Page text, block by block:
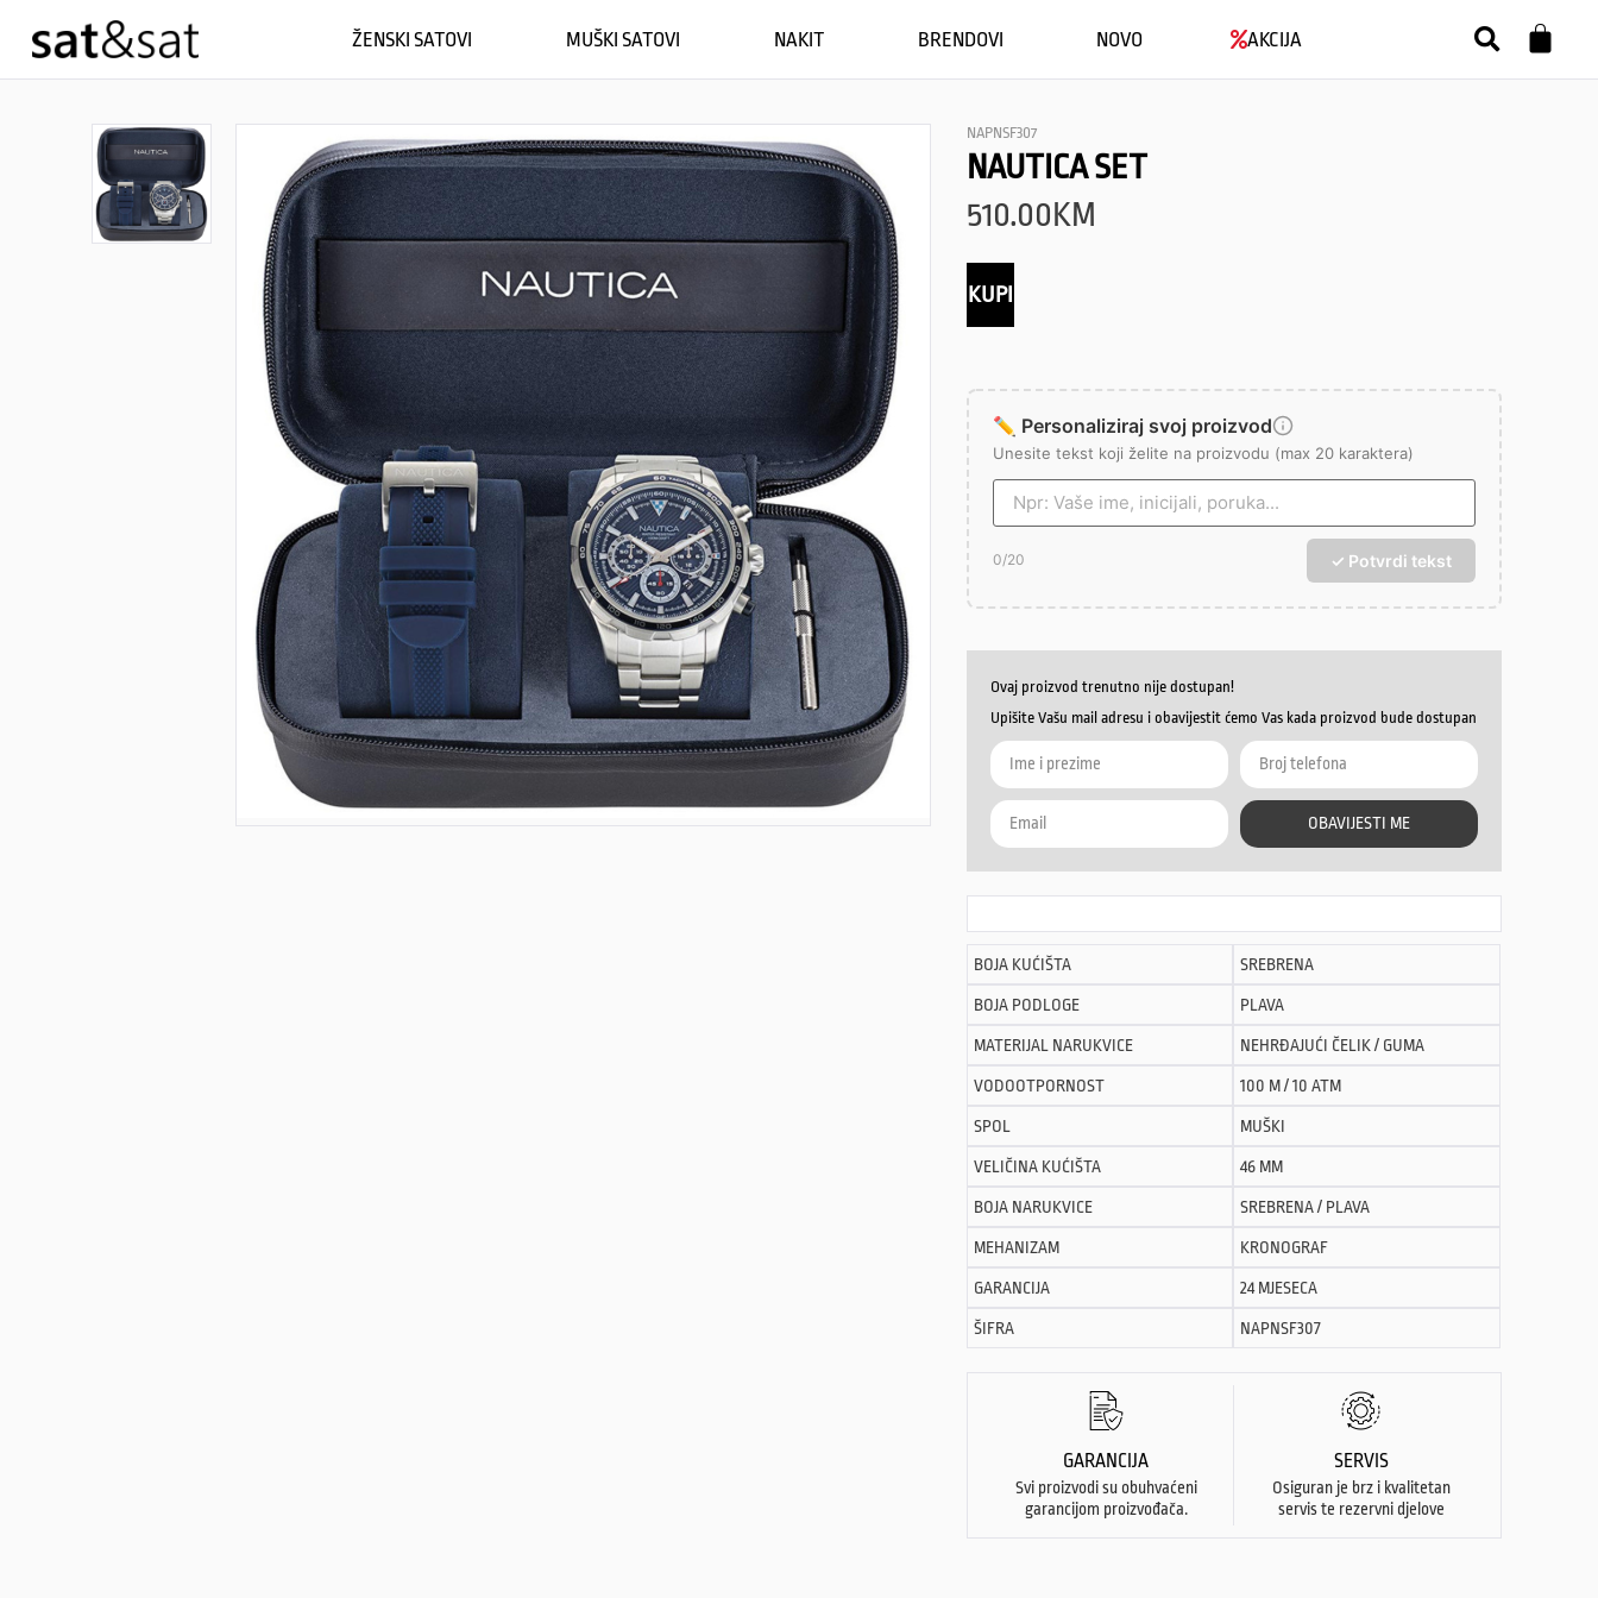
ŽENSKI SATOVI MUŠKI SATOVI NAKIT BRENDOVI NOVO AKCIJA
NAPNSF307
NAUTICA SET
510.00 KM
KUPI
✏️ Personaliziraj svoj proizvod
Unesite tekst koji želite na proizvodu (max 20 karaktera)
0/20 ✓ Potvrdi tekst
Ovaj proizvod trenutno nije dostupan!
Upišite Vašu mail adresu i obavijestit ćemo Vas kada proizvod bude dostupan
OBAVIJESTI ME
BOJA KUĆIŠTA SREBRENA
BOJA PODLOGE PLAVA
MATERIJAL NARUKVICE NEHRĐAJUĆI ČELIK / GUMA
VODOOTPORNOST 100 M / 10 ATM
SPOL MUŠKI
VELIČINA KUĆIŠTA 46 MM
BOJA NARUKVICE SREBRENA / PLAVA
MEHANIZAM KRONOGRAF
GARANCIJA 24 MJESECA
ŠIFRA NAPNSF307
GARANCIJA
Svi proizvodi su obuhvaćeni
garancijom proizvođača.
SERVIS
Osiguran je brz i kvalitetan
servis te rezervni djelove